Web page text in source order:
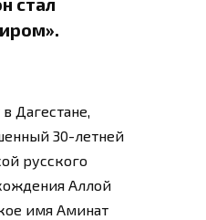
Дагестане,
30-летней
русского
Аллой
имя Аминат